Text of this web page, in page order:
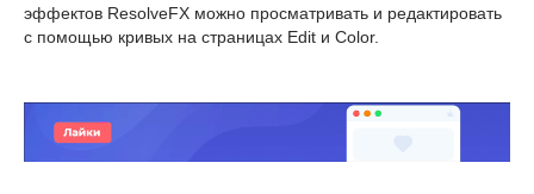
эффектов ResolveFX можно просматривать и редактировать
с помощью кривых на страницах Edit и Color.